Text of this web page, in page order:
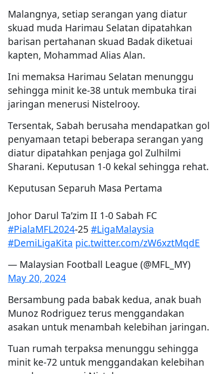
Malangnya, setiap serangan yang diatur
skuad muda Harimau Selatan dipatahkan
barisan pertahanan skuad Badak diketuai
kapten, Mohammad Alias Alan.
Ini memaksa Harimau Selatan menunggu
sehingga minit ke-38 untuk membuka tirai
jaringan menerusi Nistelrooy.
Tersentak, Sabah berusaha mendapatkan gol
penyamaan tetapi beberapa serangan yang
diatur dipatahkan penjaga gol Zulhilmi
Sharani. Keputusan 1-0 kekal sehingga rehat.
Keputusan Separuh Masa Pertama
Johor Darul Ta’zim II 1-0 Sabah FC
#PialaMFL2024-25 #LigaMalaysia
#DemiLigaKita pic.twitter.com/zW6xztMqdE
— Malaysian Football League (@MFL_MY)
May 20, 2024
Bersambung pada babak kedua, anak buah
Munoz Rodriguez terus menggandakan
asakan untuk menambah kelebihan jaringan.
Tuan rumah terpaksa menunggu sehingga
minit ke-72 untuk menggandakan kelebihan